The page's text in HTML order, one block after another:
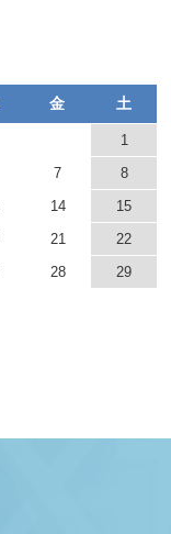
金 土
1
7
8
14
15
21
22
28
29